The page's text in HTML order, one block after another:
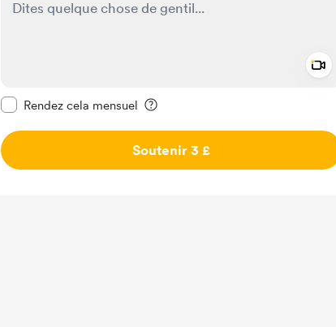
Rendez cela mensuel
Soutenir 3 £